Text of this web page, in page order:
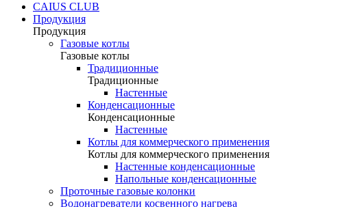
CAIUS CLUB
Продукция
Продукция
Газовые котлы
Газовые котлы
Традиционные
Традиционные
Настенные
Конденсационные
Конденсационные
Настенные
Котлы для коммерческого применения
Котлы для коммерческого применения
Настенные конденсационные
Напольные конденсационные
Проточные газовые колонки
Водонагреватели косвенного нагрева